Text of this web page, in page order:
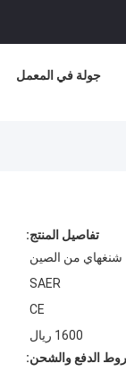
جولة في المعمل
تفاصيل المنتج:
شنغهاي من الصين
SAER
CE
1600 ريال
الدفع والشحن: